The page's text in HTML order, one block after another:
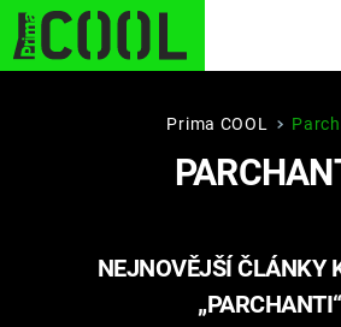
STARHOUSE BUFFY,
PLNEJ KOTEL AVENGERS 5
Prima COOL
NEJNOVĚJŠÍ ČLÁNKY
„PARCHANTI“